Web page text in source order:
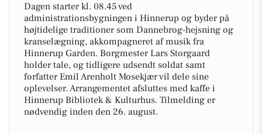
Dagen starter kl. 08.45 ved
administrationsbygningen i Hinnerup og byder på
højtidelige traditioner som Dannebrog-hejsning og
kranselægning, akkompagneret af musik fra
Hinnerup Garden. Borgmester Lars Storgaard
holder tale, og tidligere udsendt soldat samt
forfatter Emil Arenholt Mosekjær vil dele sine
oplevelser. Arrangementet afsluttes med kaffe i
Hinnerup Bibliotek & Kulturhus. Tilmelding er
nødvendig inden den 26. august.